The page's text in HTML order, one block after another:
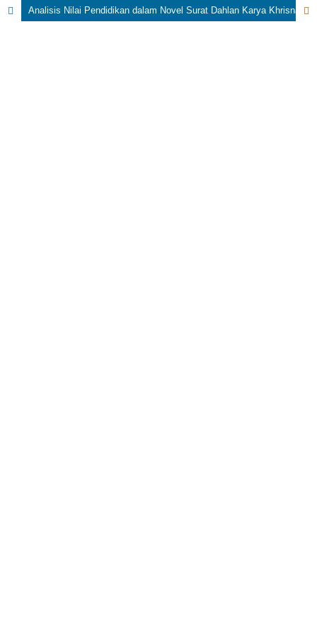
Analisis Nilai Pendidikan dalam Novel Surat Dahlan Karya Khrisna Pabichara Tinjauan Sosiologi Sastra